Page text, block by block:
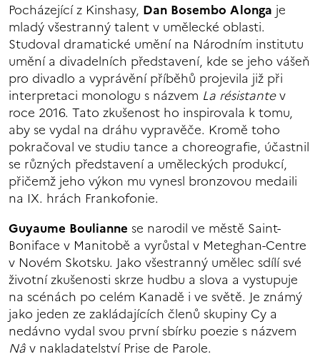
Pocházející z Kinshasy, Dan Bosembo Alonga je
mladý všestranný talent v umělecké oblasti.
Studoval dramatické umění na Národním institutu
umění a divadelních představení, kde se jeho vášeň
pro divadlo a vyprávění příběhů projevila již při
interpretaci monologu s názvem La résistantev
roce 2016. Tato zkušenost ho inspirovala k tomu,
aby se vydal na dráhu vypravěče. Kromě toho
pokračoval ve studiu tance a choreografie, účastnil
se různých představení a uměleckých produkcí,
přičemž jeho výkon mu vynesl bronzovou medaili
na IX. hrách Frankofonie.
Guyaume Boulianne se narodil ve městě Saint-
Boniface v Manitobě a vyrůstal v Meteghan-Centre
v Novém Skotsku. Jako všestranný umělec sdílí své
životní zkušenosti skrze hudbu a slova a vystupuje
na scénách po celém Kanadě i ve světě. Je známý
jako jeden ze zakládajících členů skupiny Cy a
nedávno vydal svou první sbírku poezie s názvem
Nâv nakladatelství Prise de Parole.